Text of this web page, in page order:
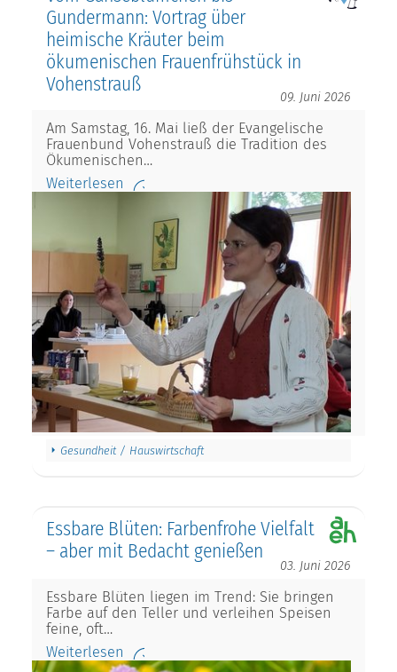
Gundermann: Vortrag über
heimische Kräuter beim
ökumenischen Frauenfrühstück in
Vohenstrauß
09. Juni 2026
Am Samstag, 16. Mai ließ der Evangelische
Frauenbund Vohenstrauß die Tradition des
Ökumenischen…
Weiterlesen
Gesundheit / Hauswirtschaft
Essbare Blüten: Farbenfrohe Vielfalt
– aber mit Bedacht genießen
03. Juni 2026
Essbare Blüten liegen im Trend: Sie bringen
Farbe auf den Teller und verleihen Speisen
feine, oft…
Weiterlesen